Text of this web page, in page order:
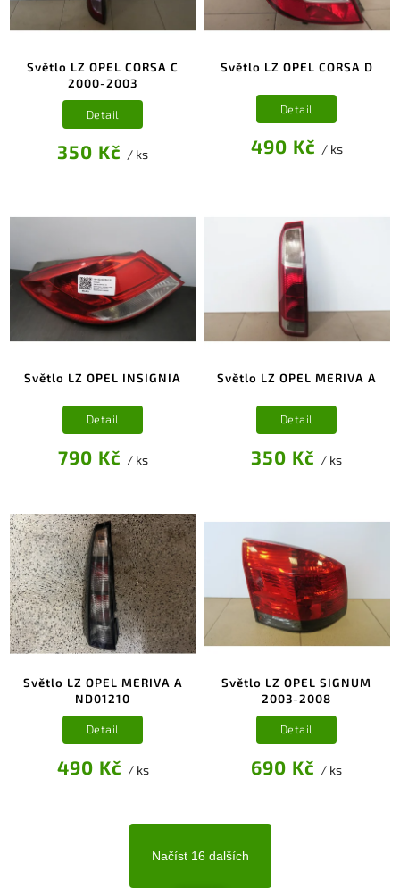
Světlo LZ OPEL CORSA C
2000-2003
350 Kč / ks
Detail
Světlo LZ OPEL CORSA D
490 Kč / ks
Detail
Světlo LZ OPEL INSIGNIA
790 Kč / ks
Detail
Světlo LZ OPEL MERIVA A
350 Kč / ks
Detail
Světlo LZ OPEL MERIVA A
ND01210
490 Kč / ks
Detail
Světlo LZ OPEL SIGNUM
2003-2008
690 Kč / ks
Detail
Načíst 16 dalších